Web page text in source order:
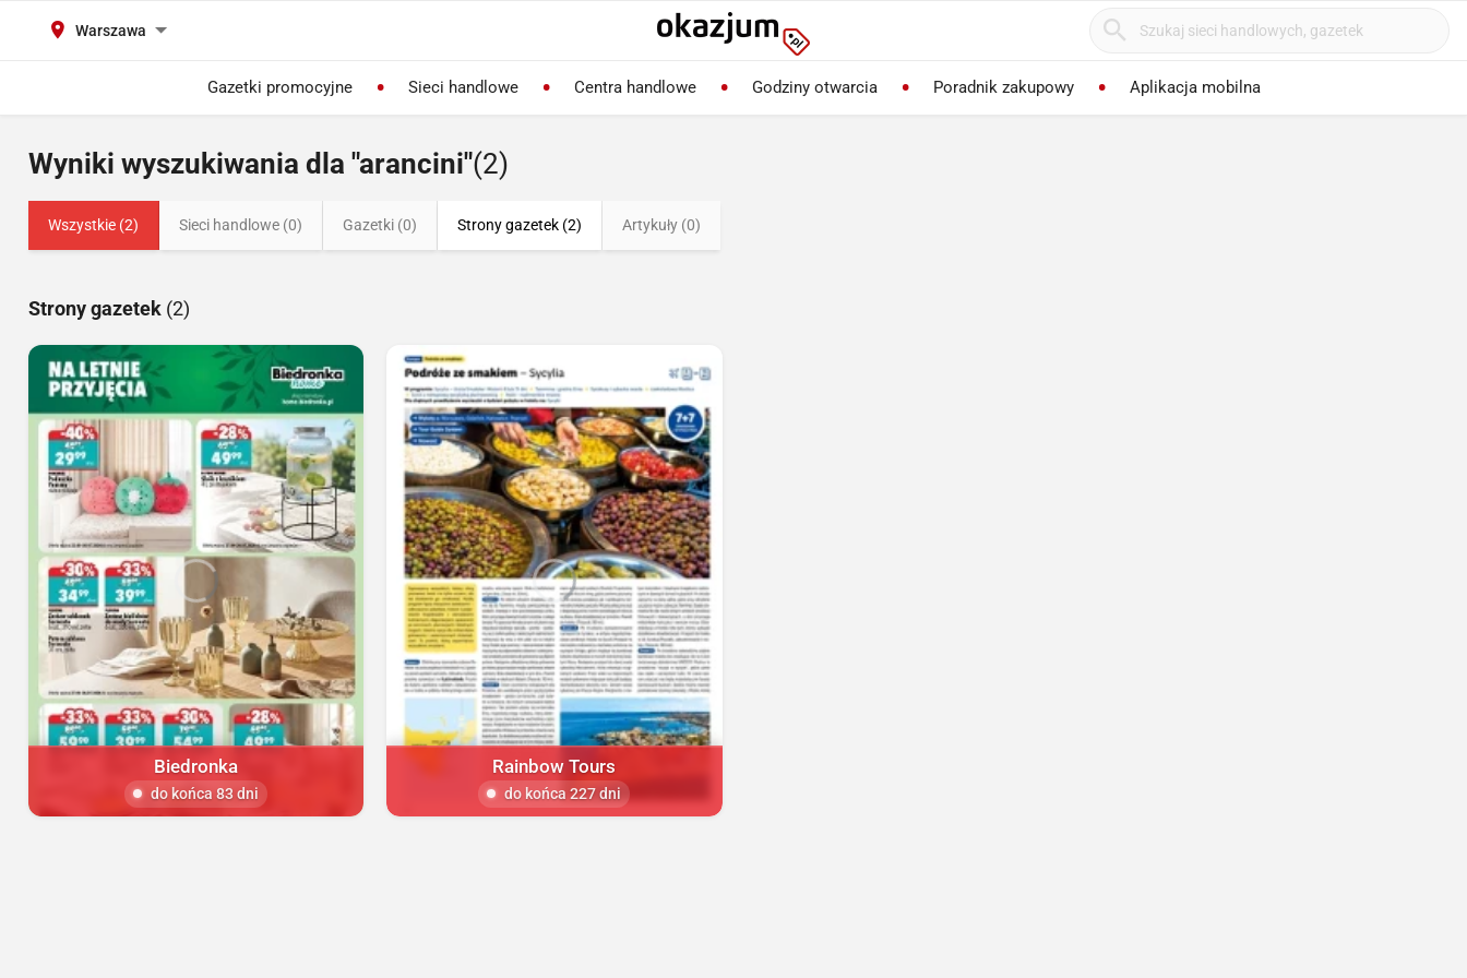
Warszawa
Gazetki promocyjne Sieci handlowe Centra handlowe Godziny otwarcia Poradnik zakupowy Aplikacja mobilna
Wyniki wyszukiwania dla "arancini"(2)
Wszystkie (2) Sieci handlowe (0) Gazetki (0) Strony gazetek (2) Artykuły (0)
Strony gazetek (2)
Biedronka
do końca 83 dni
Rainbow Tours
do końca 227 dni